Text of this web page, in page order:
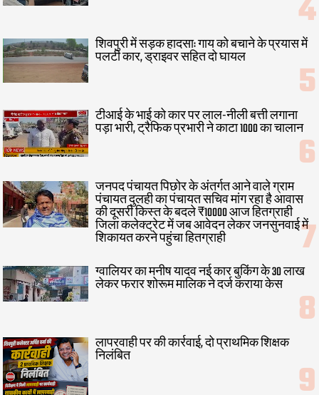
शिवपुरी में सड़क हादसा: गाय को बचाने के प्रयास में
पलटी कार, ड्राइवर सहित दो घायल
टीआई के भाई को कार पर लाल-नीली बत्ती लगाना
पड़ा भारी, ट्रैफिक प्रभारी ने काटा 1000 का चालान
जनपद पंचायत पिछोर के अंतर्गत आने वाले ग्राम
पंचायत दुलही का पंचायत सचिव मांग रहा है आवास
की दूसरी किस्त के बदले ₹10000 आज हितग्राही
जिला कलेक्ट्रेट में जब आवेदन लेकर जनसुनवाई में
शिकायत करने पहुंचा हितग्राही
ग्वालियर का मनीष यादव नई कार बुकिंग के 30 लाख
लेकर फरार शोरूम मालिक ने दर्ज कराया केस
लापरवाही पर की कार्रवाई, दो प्राथमिक शिक्षक
निलंबित